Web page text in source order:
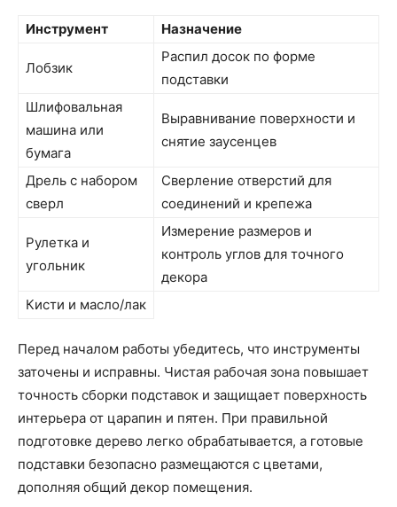
Инструмент Назначение
Лобзик
Распил досок по форме
подставки
Шлифовальная
машина или
бумага
Выравнивание поверхности и
снятие заусенцев
Дрель с набором
сверл
Сверление отверстий для
соединений и крепежа
Рулетка и
угольник
Измерение размеров и
контроль углов для точного
декора
Кисти и масло/лак
Перед началом работы убедитесь, что инструменты
заточены и исправны. Чистая рабочая зона повышает
точность сборки подставок и защищает поверхность
интерьера от царапин и пятен. При правильной
подготовке дерево легко обрабатывается, а готовые
подставки безопасно размещаются с цветами,
дополняя общий декор помещения.